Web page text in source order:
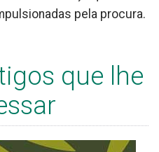
pela procura.
que lhe